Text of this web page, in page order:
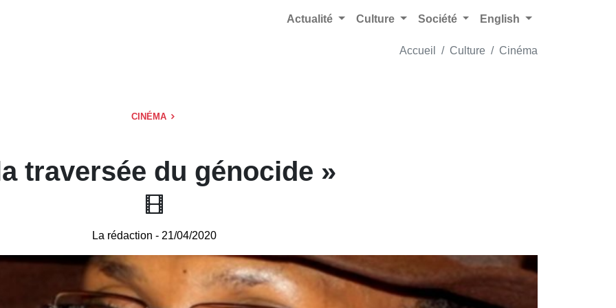
Actualité Culture Société English
Accueil Culture Cinéma
CINÉMA
traversée du génocide »
La rédaction - 21/04/2020